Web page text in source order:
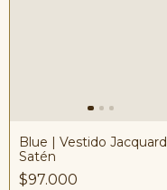
Blue | Vestido Jacquard
Satén
$97.000